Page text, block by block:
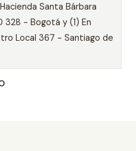
Santa Bárbara
328 - Bogotá y (1) En
Local 367 - Santiago de